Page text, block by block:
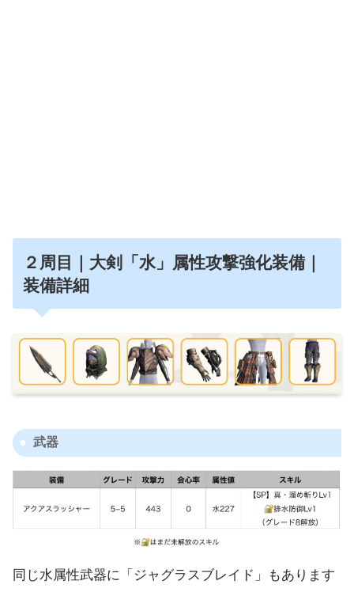
２周目｜大剣「水」属性攻撃強化装備｜
装備詳細
武器
同じ水属性武器に「ジャグラスブレイド」もあります